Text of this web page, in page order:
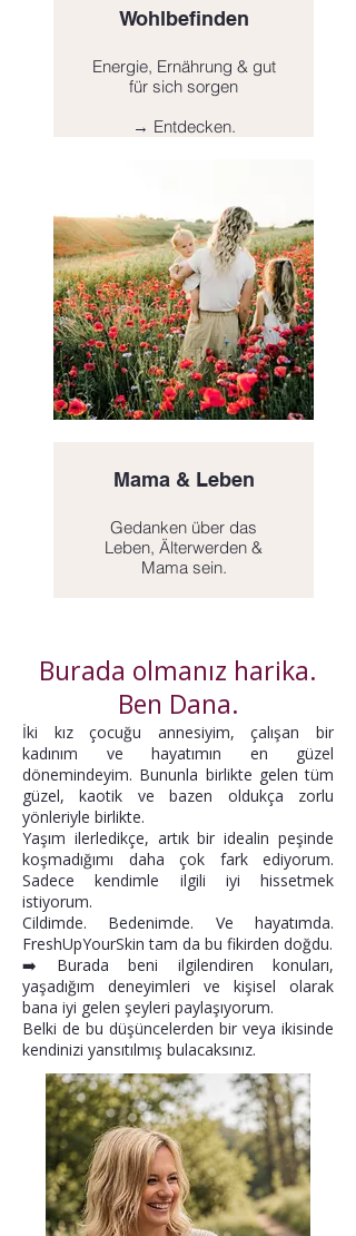
Wohlbefinden
Energie, Ernährung & gut
für sich sorgen
→ Entdecken.
Mama & Leben
Gedanken über das
Leben, Älterwerden &
Mama sein.
Click here
Burada olmanız harika.
Ben Dana.
İki kız çocuğu annesiyim, çalışan bir
kadınım ve hayatımın en güzel
dönemindeyim. Bununla birlikte gelen tüm
güzel, kaotik ve bazen oldukça zorlu
yönleriyle birlikte.
Yaşım ilerledikçe, artık bir idealin peşinde
koşmadığımı daha çok fark ediyorum.
Sadece kendimle ilgili iyi hissetmek
istiyorum.
Cildimde. Bedenimde. Ve hayatımda.
FreshUpYourSkin tam da bu fikirden doğdu.
➡️ Burada beni ilgilendiren konuları,
yaşadığım deneyimleri ve kişisel olarak
bana iyi gelen şeyleri paylaşıyorum.
Belki de bu düşüncelerden bir veya ikisinde
kendinizi yansıtılmış bulacaksınız.